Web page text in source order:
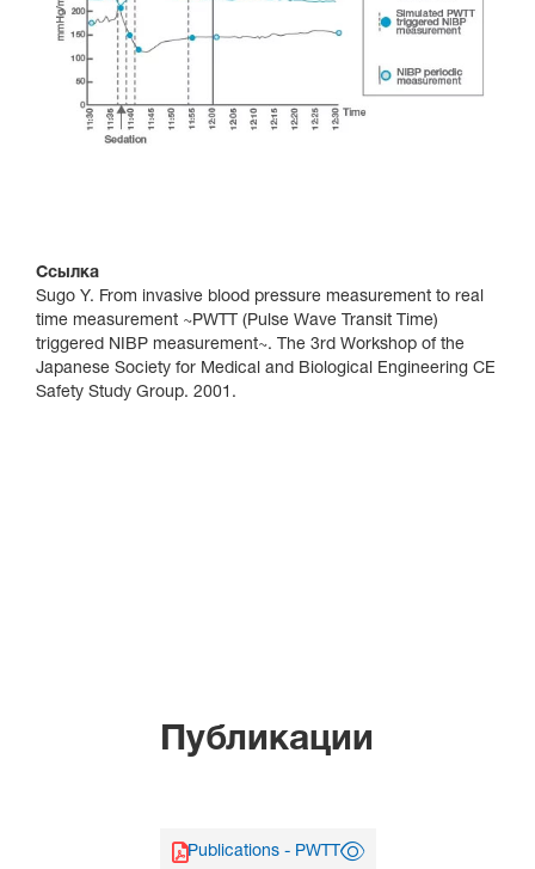
Ссылка
Sugo Y. From invasive blood pressure measurement to real
time measurement ~PWTT (Pulse Wave Transit Time)
triggered NIBP measurement~. The 3rd Workshop of the
Japanese Society for Medical and Biological Engineering CE
Safety Study Group. 2001.
Публикации
Publications - PWTT